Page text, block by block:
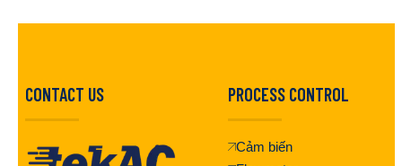
CONTACT US PROCESS CONTROL
Cảm biến